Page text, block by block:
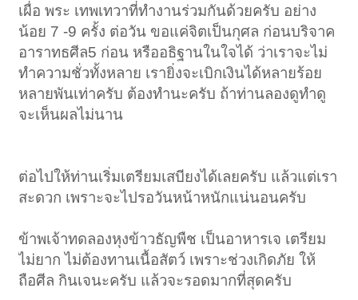
เผื่อ พระ เทพเทวาที่ทำงานร่วมกันด้วยครับ อย่าง
น้อย 7 -9 ครั้ง ต่อวัน ขอแค่จิตเป็นกุศล ก่อนบริจาค
อาราทธศีล5 ก่อน หรืออธิฐานในใจได้ ว่าเราจะไม่
ทำความชั่วทั้งหลาย เรายิ่งจะเบิกเงินได้หลายร้อย
หลายพันเท่าครับ ต้องทำนะครับ ถ้าท่านลองดูทำดู
จะเห็นผลไม่นาน
ต่อไปให้ท่านเริ่มเตรียมเสบียงได้เลยครับ แล้วแต่เรา
สะดวก เพราะจะไปรอวันหน้าหนักแน่นอนครับ
ข้าพเจ้าทดลองหุงข้าวธัญพืช เป็นอาหารเจ เตรียม
ไม่ยาก ไม่ต้องทานเนื้อสัตว์ เพราะช่วงเกิดภัย ให้
ถือศีล กินเจนะครับ แล้วจะรอดมากที่สุดครับ